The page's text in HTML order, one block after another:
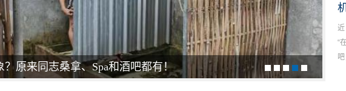
？原来同志桑拿、Spa和酒吧都有！
“